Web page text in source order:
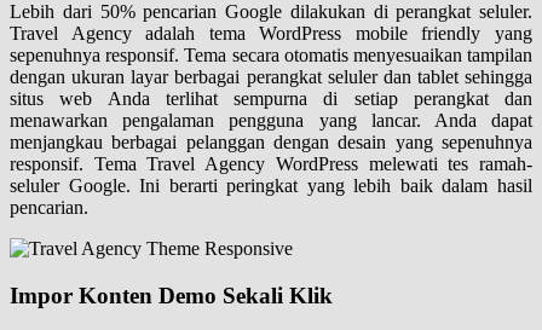
Lebih dari 50% pencarian Google dilakukan di perangkat seluler.
Travel Agency adalah tema WordPress mobile friendly yang
sepenuhnya responsif. Tema secara otomatis menyesuaikan tampilan
dengan ukuran layar berbagai perangkat seluler dan tablet sehingga
situs web Anda terlihat sempurna di setiap perangkat dan
menawarkan pengalaman pengguna yang lancar. Anda dapat
menjangkau berbagai pelanggan dengan desain yang sepenuhnya
responsif. Tema Travel Agency WordPress melewati tes ramah-
seluler Google. Ini berarti peringkat yang lebih baik dalam hasil
pencarian.
Impor Konten Demo Sekali Klik